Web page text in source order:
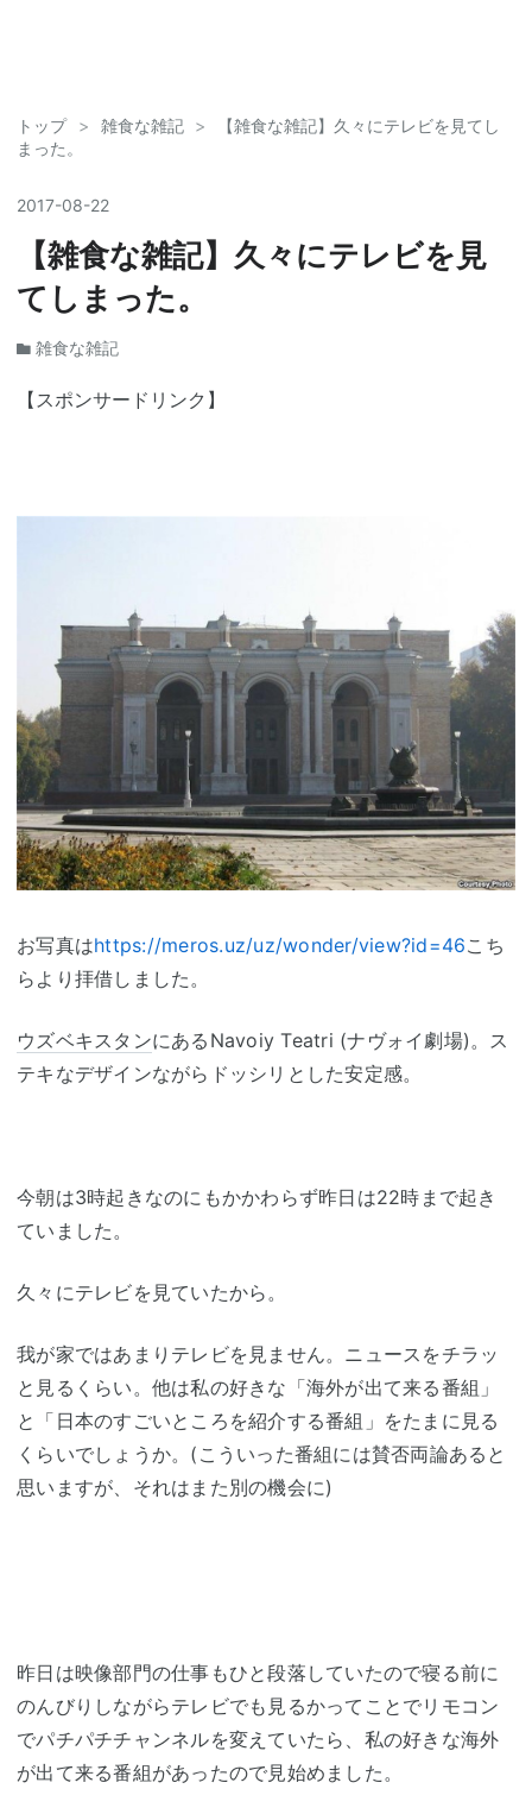
トップ > 雑食な雑記 >
【雑食な雑記】久々にテレビを見てし
まった。
2017-08-22
【雑食な雑記】久々にテレビを見
てしまった。
雑食な雑記
【スポンサードリンク】
お写真はhttps://meros.uz/uz/wonder/view?id=46こち
らより拝借しました。
ウズベキスタンにあるNavoiy Teatri (ナヴォイ劇場)。ス
テキなデザインながらドッシリとした安定感。
今朝は3時起きなのにもかかわらず昨日は22時まで起き
ていました。
久々にテレビを見ていたから。
我が家ではあまりテレビを見ません。ニュースをチラッ
と見るくらい。他は私の好きな「海外が出て来る番組」
と「日本のすごいところを紹介する番組」をたまに見る
くらいでしょうか。(こういった番組には賛否両論あると
思いますが、それはまた別の機会に)
昨日は映像部門の仕事もひと段落していたので寝る前に
のんびりしながらテレビでも見るかってことでリモコン
でパチパチチャンネルを変えていたら、私の好きな海外
が出て来る番組があったので見始めました。